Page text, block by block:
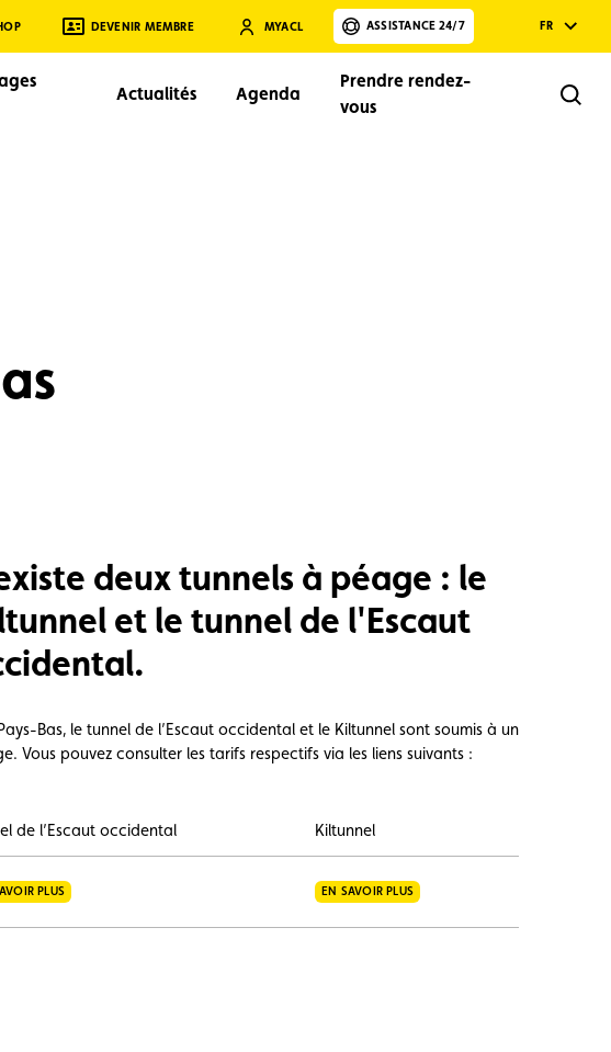
DEVENIR MEMBRE MYACL ASSISTANCE 24/7 FR
Actualités Agenda
Prendre rendez-
vous
deux tunnels à péage : le
et le tunnel de l'Escaut
Bas, le tunnel de l’Escaut occidental et le Kiltunnel sont soumis à un
Vous pouvez consulter les tarifs respectifs via les liens suivants :
de l’Escaut occidental Kiltunnel
PLUS EN SAVOIR PLUS